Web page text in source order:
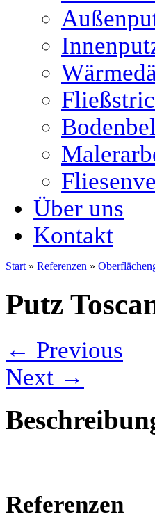
Über uns
Kontakt
Start » Referenzen »
Putz
← Previous
Next →
Referenzen